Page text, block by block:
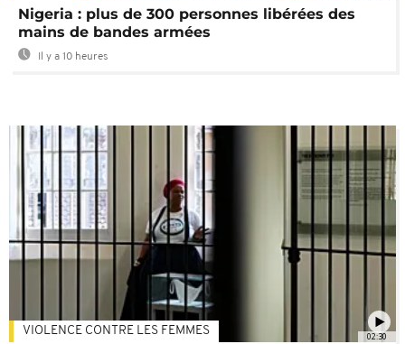
Nigeria : plus de 300 personnes libérées des
mains de bandes armées
Il y a 10 heures
02:30
VIOLENCE CONTRE LES FEMMES